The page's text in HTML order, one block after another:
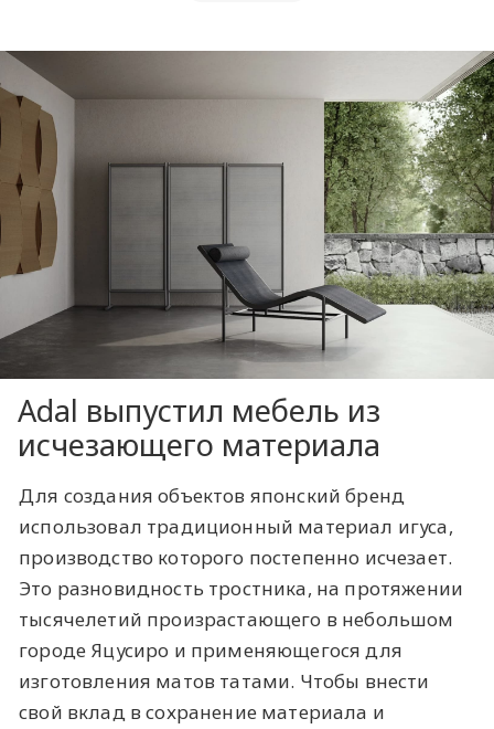
Adal выпустил мебель из
исчезающего материала
Для создания объектов японский бренд
использовал традиционный материал игуса,
производство которого постепенно исчезает.
Это разновидность тростника, на протяжении
тысячелетий произрастающего в небольшом
городе Яцусиро и применяющегося для
изготовления матов татами. Чтобы внести
свой вклад в сохранение материала и